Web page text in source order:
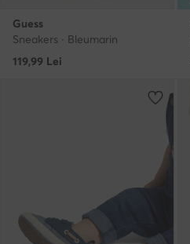
Guess
Sneakers · Bleumarin
119,99 Lei